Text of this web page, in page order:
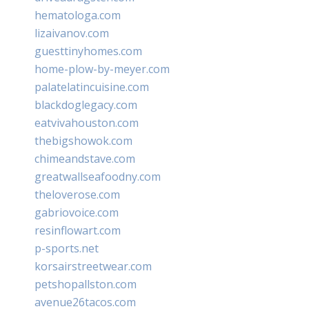
hematologa.com
lizaivanov.com
guesttinyhomes.com
home-plow-by-meyer.com
palatelatincuisine.com
blackdoglegacy.com
eatvivahouston.com
thebigshowok.com
chimeandstave.com
greatwallseafoodny.com
theloverose.com
gabriovoice.com
resinflowart.com
p-sports.net
korsairstreetwear.com
petshopallston.com
avenue26tacos.com